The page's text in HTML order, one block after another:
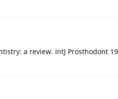
a review. IntJ Prosthodont